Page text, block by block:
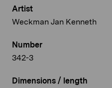
Artist
Weckman Jan Kenneth
Number
342-3
Dimensions / length